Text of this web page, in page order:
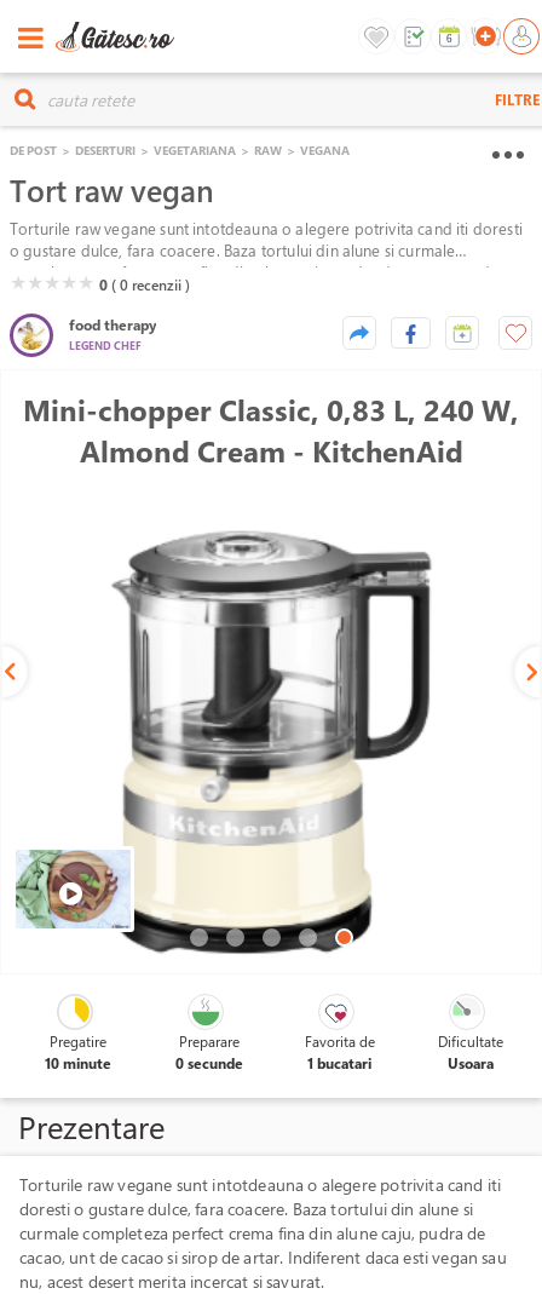
FILTRE
DE POST > DESERTURI > VEGETARIANA > RAW > VEGANA
Tort raw vegan
Torturile raw vegane sunt intotdeauna o alegere potrivita cand iti doresti
o gustare dulce, fara coacere. Baza tortului din alune si curmale
completeza perfect crema fina din alune caju, pudra de cacao, unt de
cacao si sirop de artar. Indiferent daca esti vegan sau nu, acest desert
merita incercat si savurat.
( )
★( )
★( )
★( )
★( )
★ 0( 0 recenzii )
food therapy
LEGEND CHEF
Mini-chopper Classic, 0,83 L, 240 W,
Almond Cream - KitchenAid
480 LEI În stoc
Pregatire
10 minute
Preparare
0 secunde
Favorita de
1 bucatari
Dificultate
Usoara
Prezentare
Torturile raw vegane sunt intotdeauna o alegere potrivita cand iti
doresti o gustare dulce, fara coacere. Baza tortului din alune si
curmale completeza perfect crema fina din alune caju, pudra de
cacao, unt de cacao si sirop de artar. Indiferent daca esti vegan sau
nu, acest desert merita incercat si savurat.